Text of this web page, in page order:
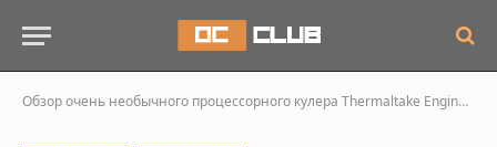
Обзор очень необычного процессорного кулера Thermaltake Engine 27. Просто магия какая-то!